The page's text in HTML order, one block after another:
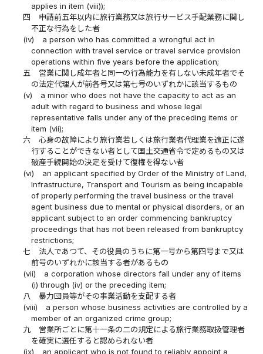
applies in item (viii));
四
申請前五年以内に旅行業務又は旅行サービス手配業務に関し
不正な行為をした者
(iv)
a person who has committed a wrongful act in
connection with travel service or travel service provision
operations within five years before the application;
五
営業に関し成年者と同一の行為能力を有しない未成年者でそ
の法定代理人が前各号又は第七号のいずれかに該当するもの
(v)
a minor who does not have the capacity to act as an
adult with regard to business and whose legal
representative falls under any of the preceding items or
item (vii);
六
心身の故障により旅行業若しくは旅行業者代理業を適正に遂
行することができない者として国土交通省令で定めるもの又は
破産手続開始の決定を受けて復権を得ない者
(vi)
an applicant specified by Order of the Ministry of Land,
Infrastructure, Transport and Tourism as being incapable
of properly performing the travel business or the travel
agent business due to mental or physical disorders, or an
applicant subject to an order commencing bankruptcy
proceedings that has not been released from bankruptcy
restrictions;
七
法人であつて、その役員のうちに第一号から第四号まで又は
前号のいずれかに該当する者があるもの
(vii)
a corporation whose directors fall under any of items
(i) through (iv) or the preceding item;
八
暴力団員等がその事業活動を支配する者
(viii)
a person whose business activities are controlled by a
member of an organized crime group;
九
営業所ごとに第十一条の二の規定による旅行業務取扱管理者
を確実に選任すると認められない者
(ix)
an applicant who is not found to reliably appoint a